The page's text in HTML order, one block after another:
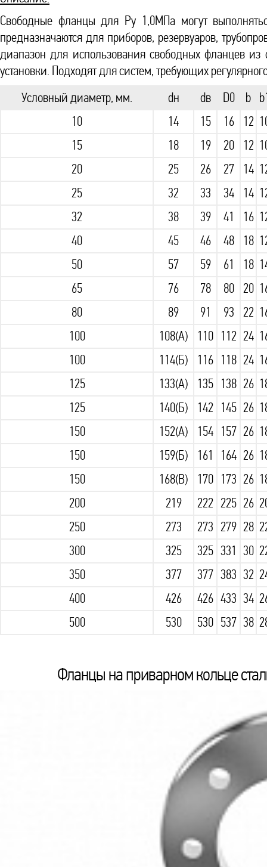
Свободные фланцы для Ру 1,0МПа могут
предназначаются для приборов, резервуаров,
диапазон для использования свободных фланцев из
установки. Подходят для систем, требующих
Условный диаметр, мм.
dн dв D0 b
10
14 15 16 12
15
18 19 20 12
20
25 26 27 14
25
32 33 34 14
32
38 39 41 16
40
45 46 48 18
50
57 59 61 18
65
76 78 80 20
80
89 91 93 22
100
108(А) 110 112 24
100
114(Б) 116 118 24
125
133(А) 135 138 26
125
140(Б) 142 145 26
150
152(А) 154 157 26
150
159(Б) 161 164 26
150
168(В) 170 173 26
200
219 222 225 26
250
273 273 279 28
300
325 325 331 30
350
377 377 383 32
400
426 426 433 34
500
530 530 537 38
Фланцы на приварном кольце